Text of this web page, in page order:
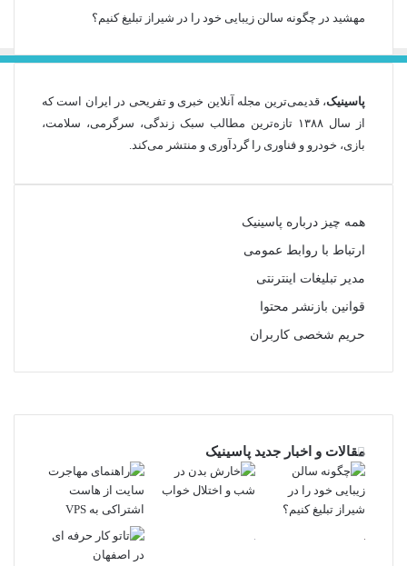
مهشید در چگونه سالن زیبایی خود را در شیراز تبلیغ کنیم؟
پاسینیک، قدیمی‌ترین مجله آنلاین خبری و تفریحی در ایران است که
از سال ۱۳۸۸ تازه‌ترین مطالب سبک زندگی، سرگرمی، سلامت،
بازی، خودرو و فناوری را گردآوری و منتشر می‌کند.
همه چیز درباره پاسینیک
ارتباط با روابط عمومی
مدیر تبلیغات اینترنتی
قوانین بازنشر محتوا
حریم شخصی کاربران
مقالات و اخبار جدید پاسینیک